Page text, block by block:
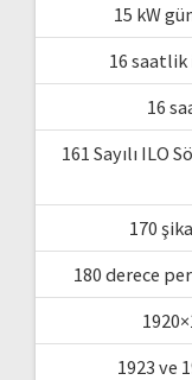
15 kW
16 saatlik
16
161 Sayılı ILO
170
180 derece
1923 ve